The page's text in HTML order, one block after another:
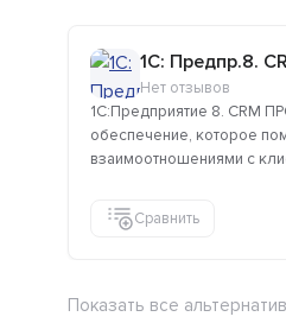
1C: Предпр.8.
Нет отзывов
1С:Предприятие 8. CRM
обеспечение, которое
взаимоотношениями с
Сравнить
Показать все